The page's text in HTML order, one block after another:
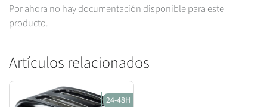
Por ahora no hay documentación disponible para este
producto.
Artículos relacionados
24-48H